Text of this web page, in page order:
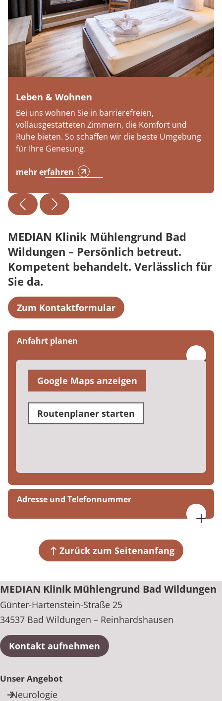
Leben & Wohnen
Bei uns wohnen Sie in barrierefreien,
vollausgestatteten Zimmern, die Komfort und
Ruhe bieten. So schaffen wir die beste Umgebung
für Ihre Genesung.
mehr erfahren
MEDIAN Klinik Mühlengrund Bad
Wildungen – Persönlich betreut.
Kompetent behandelt. Verlässlich für
Sie da.
Zum Kontaktformular
Anfahrt planen
Google Maps anzeigen
Routenplaner starten
Adresse und Telefonnummer
34537 Bad Wildungen – Reinhardshausen
Zurück zum Seitenanfang
MEDIAN Klinik Mühlengrund Bad Wildungen
Günter-Hartenstein-Straße 25
34537 Bad Wildungen – Reinhardshausen
Kontakt aufnehmen
Unser Angebot
Neurologie